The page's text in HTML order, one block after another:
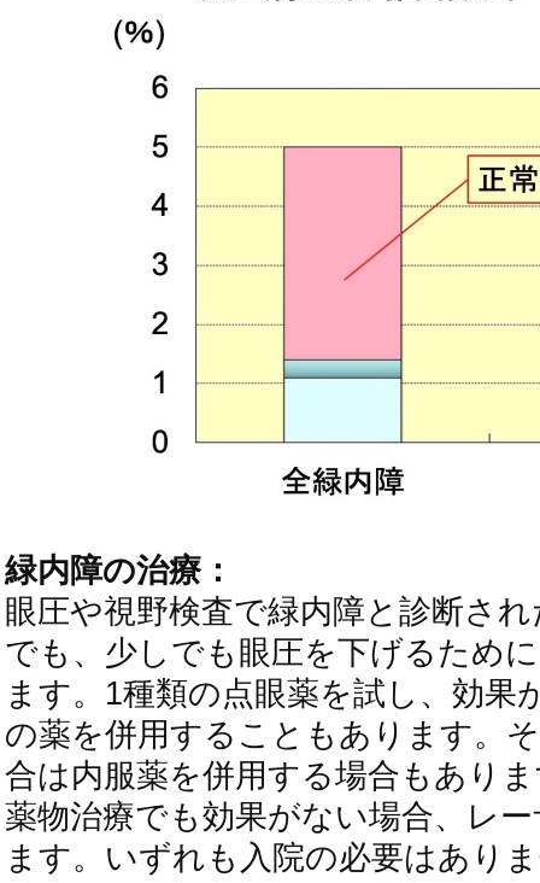
緑内障の治療：
眼圧や視野検査で緑内障と診断さ
でも、少しでも眼圧を下げるため
ます。1種類の点眼薬を試し、効果
の薬を併用することもあります。
合は内服薬を併用する場合もあり
薬物治療でも効果がない場合、レ
ます。いずれも入院の必要はあり